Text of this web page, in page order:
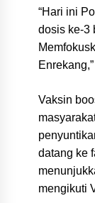
“Hari ini
dosis ke-3
Vaksin
datang ke
mengikuti